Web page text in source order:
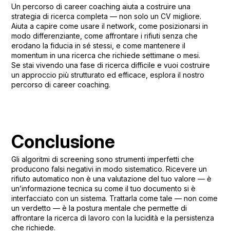
Un percorso di career coaching aiuta a costruire una
strategia di ricerca completa — non solo un CV migliore.
Aiuta a capire come usare il network, come posizionarsi in
modo differenziante, come affrontare i rifiuti senza che
erodano la fiducia in sé stessi, e come mantenere il
momentum in una ricerca che richiede settimane o mesi.
Se stai vivendo una fase di ricerca difficile e vuoi costruire
un approccio più strutturato ed efficace, esplora il nostro
percorso di career coaching.
Conclusione
Gli algoritmi di screening sono strumenti imperfetti che
producono falsi negativi in modo sistematico. Ricevere un
rifiuto automatico non è una valutazione del tuo valore — è
un’informazione tecnica su come il tuo documento si è
interfacciato con un sistema. Trattarla come tale — non come
un verdetto — è la postura mentale che permette di
affrontare la ricerca di lavoro con la lucidità e la persistenza
che richiede.